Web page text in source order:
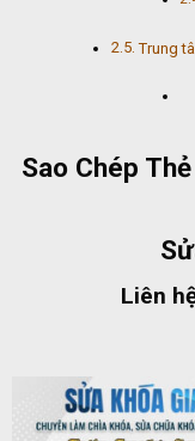
Trung
Sao Chép
Liên